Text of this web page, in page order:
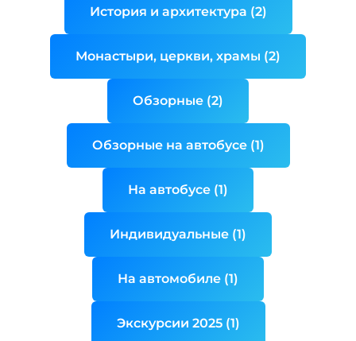
История и архитектура (2)
Монастыри, церкви, храмы (2)
Обзорные (2)
Обзорные на автобусе (1)
На автобусе (1)
Индивидуальные (1)
На автомобиле (1)
Экскурсии 2025 (1)